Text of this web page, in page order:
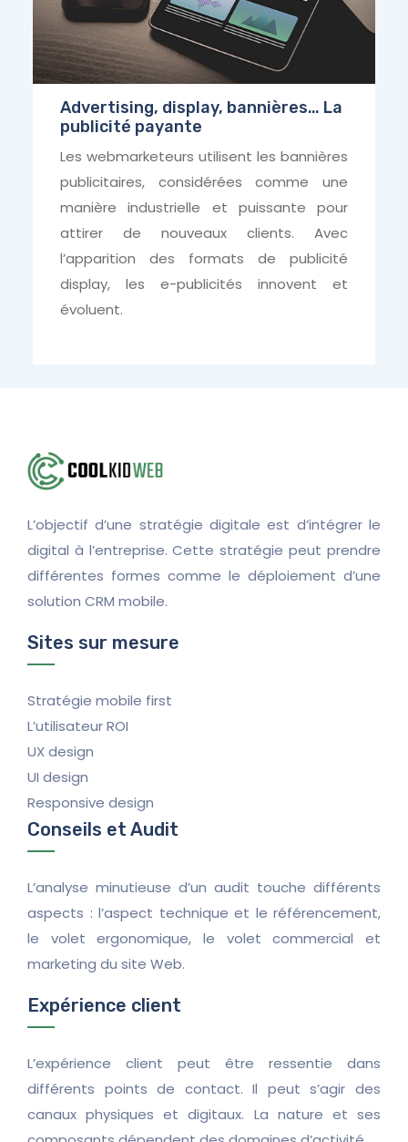
Advertising, display, bannières… La
publicité payante
Les webmarketeurs utilisent les bannières
publicitaires, considérées comme une
manière industrielle et puissante pour
attirer de nouveaux clients. Avec
l’apparition des formats de publicité
display, les e-publicités innovent et
évoluent.
L’objectif d’une stratégie digitale est d’intégrer le
digital à l’entreprise. Cette stratégie peut prendre
différentes formes comme le déploiement d’une
solution CRM mobile.
Sites sur mesure
Stratégie mobile first
L’utilisateur ROI
UX design
UI design
Responsive design
Conseils et Audit
L’analyse minutieuse d’un audit touche différents
aspects : l’aspect technique et le référencement,
le volet ergonomique, le volet commercial et
marketing du site Web.
Expérience client
L’expérience client peut être ressentie dans
différents points de contact. Il peut s’agir des
canaux physiques et digitaux. La nature et ses